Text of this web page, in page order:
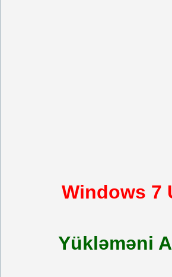
Windows 7
Yükləməni